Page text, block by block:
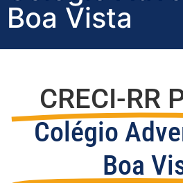
Boa Vista
CRECI-RR
Colégio
Boa